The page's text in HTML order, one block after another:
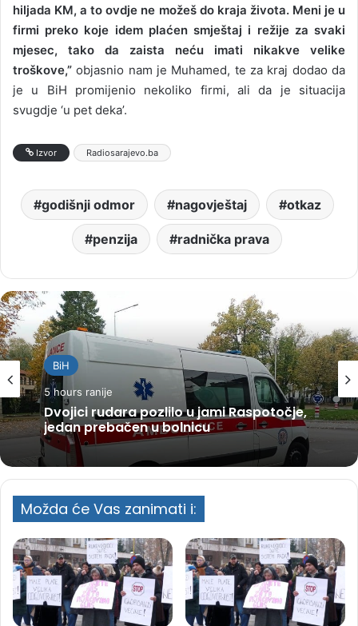
hiljada KM, a to ovdje ne možeš do kraja života. Meni je u
firmi preko koje idem plaćen smještaj i režije za svaki
mjesec, tako da zaista neću imati nikakve velike
troškove,” objasnio nam je Muhamed, te za kraj dodao da
je u BiH promijenio nekoliko firmi, ali da je situacija
svugdje ‘u pet deka’.
Izvor Radiosarajevo.ba
godišnji odmor nagovještaj otkaz
penzija radnička prava
BiH
5 hours ranije
Dvojici rudara pozlilo u jami Raspotočje,
jedan prebačen u bolnicu
Možda će Vas zanimati i: